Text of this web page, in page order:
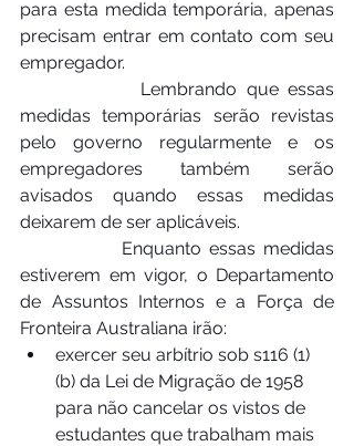
para esta medida temporária, apenas
precisam entrar em contato com seu
empregador.
medidas temporárias serão revistas
pelo governo regularmente e os
empregadores também serão
avisados ​​quando essas medidas
deixarem de ser aplicáveis.
estiverem em vigor, o Departamento
de Assuntos Internos e a Força de
Fronteira Australiana irão:
exercer seu arbítrio sob s116 (1)
(b) da Lei de Migração de 1958
para não cancelar os vistos de
estudantes que trabalham mais